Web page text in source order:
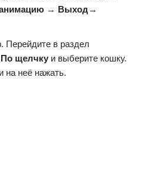
→ Выход →
Перейдите в раздел
По щелчку и выберите кошку.
на неё нажать.